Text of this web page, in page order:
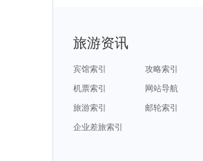
旅游资讯
宾馆索引
攻略索引
机票索引
网站导航
旅游索引
邮轮索引
企业差旅索引